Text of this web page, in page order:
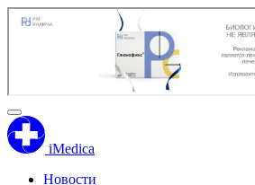
iMedica
Новости